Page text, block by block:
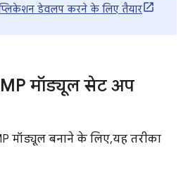
डेवलप करने के लिए तैयार
मॉड्यूल सेट अप
मॉड्यूल बनाने के लिए, यह तरीका